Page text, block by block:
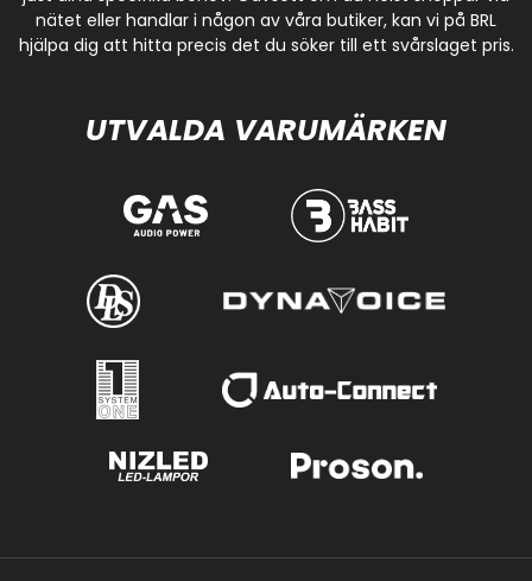
nätet eller handlar i någon av våra butiker, kan vi på BRL
hjälpa dig att hitta precis det du söker till ett svårslaget pris.
UTVALDA VARUMÄRKEN